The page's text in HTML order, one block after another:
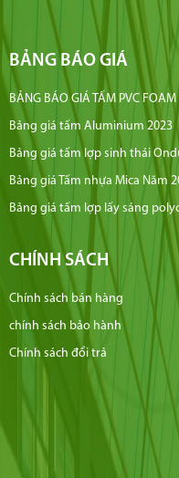
BẢNG BÁO GIÁ
BẢNG BÁO GIÁ TẤM PVC
Bảng giá tấm Aluminium 2023
Bảng giá tấm lợp sinh thái
Bảng giá Tấm nhựa Mica Năm
Bảng giá tấm lợp lấy sáng
CHÍNH SÁCH
Chính sách bán hàng
chính sách bảo hành
Chính sách đổi trả